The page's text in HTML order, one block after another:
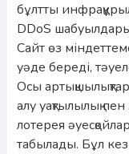
бұлтты
DDoS
Сайт өз
уәде береді,
Осы
алу уақтылылық
лотерея
табылады. Бұл